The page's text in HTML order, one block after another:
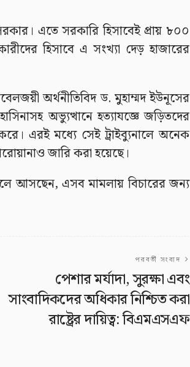
এতে সরকারি হিসাবেই প্রায় ৮০০
হিসাবে এ সংখ্যা দেড় হাজারের
অর্থনীতিবিদ ড. মুহাম্মদ ইউনূসের
অভ্যুত্থানে হত্যাযজ্ঞে জড়িতদের
এরই মধ্যে সেই ট্রাইব্যুনালে অনেক
জারি করা হয়েছে।
আসছেন, এসব মামলায় বিচারের জন্য
পরবর্তী সংবাদ
পেশার মর্যাদা, সুরক্ষা এবং
সাংবাদিকদের অধিকার নিশ্চিত করা
রাষ্ট্রের দায়িত্ব: বিএমএসএফ